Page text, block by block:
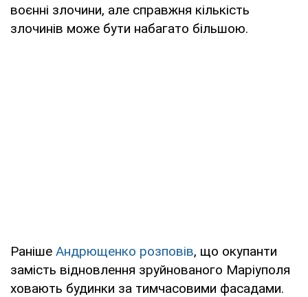
воєнні злочини, але справжня кількість
злочинів може бути набагато більшою.
Раніше Андрющенко розповів, що окупанти
замість відновлення зруйнованого Маріуполя
ховають будинки за тимчасовими фасадами.